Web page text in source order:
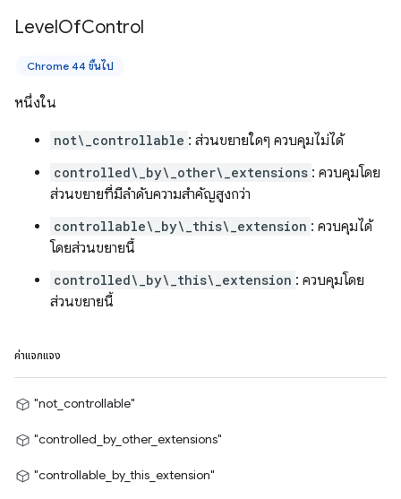
LevelOfControl
Chrome 44 ขึ้นไป
หนึ่งใน
not\_controllable : ส่วนขยายใดๆ ควบคุมไม่ได้
controlled\_by\_other\_extensions : ควบคุมโดย
ส่วนขยายที่มีลำดับความสำคัญสูงกว่า
controllable\_by\_this\_extension : ควบคุมได้
โดยส่วนขยายนี้
controlled\_by\_this\_extension : ควบคุมโดย
ส่วนขยายนี้
ค่าแจกแจง
"not_controllable"
"controlled_by_other_extensions"
"controllable_by_this_extension"